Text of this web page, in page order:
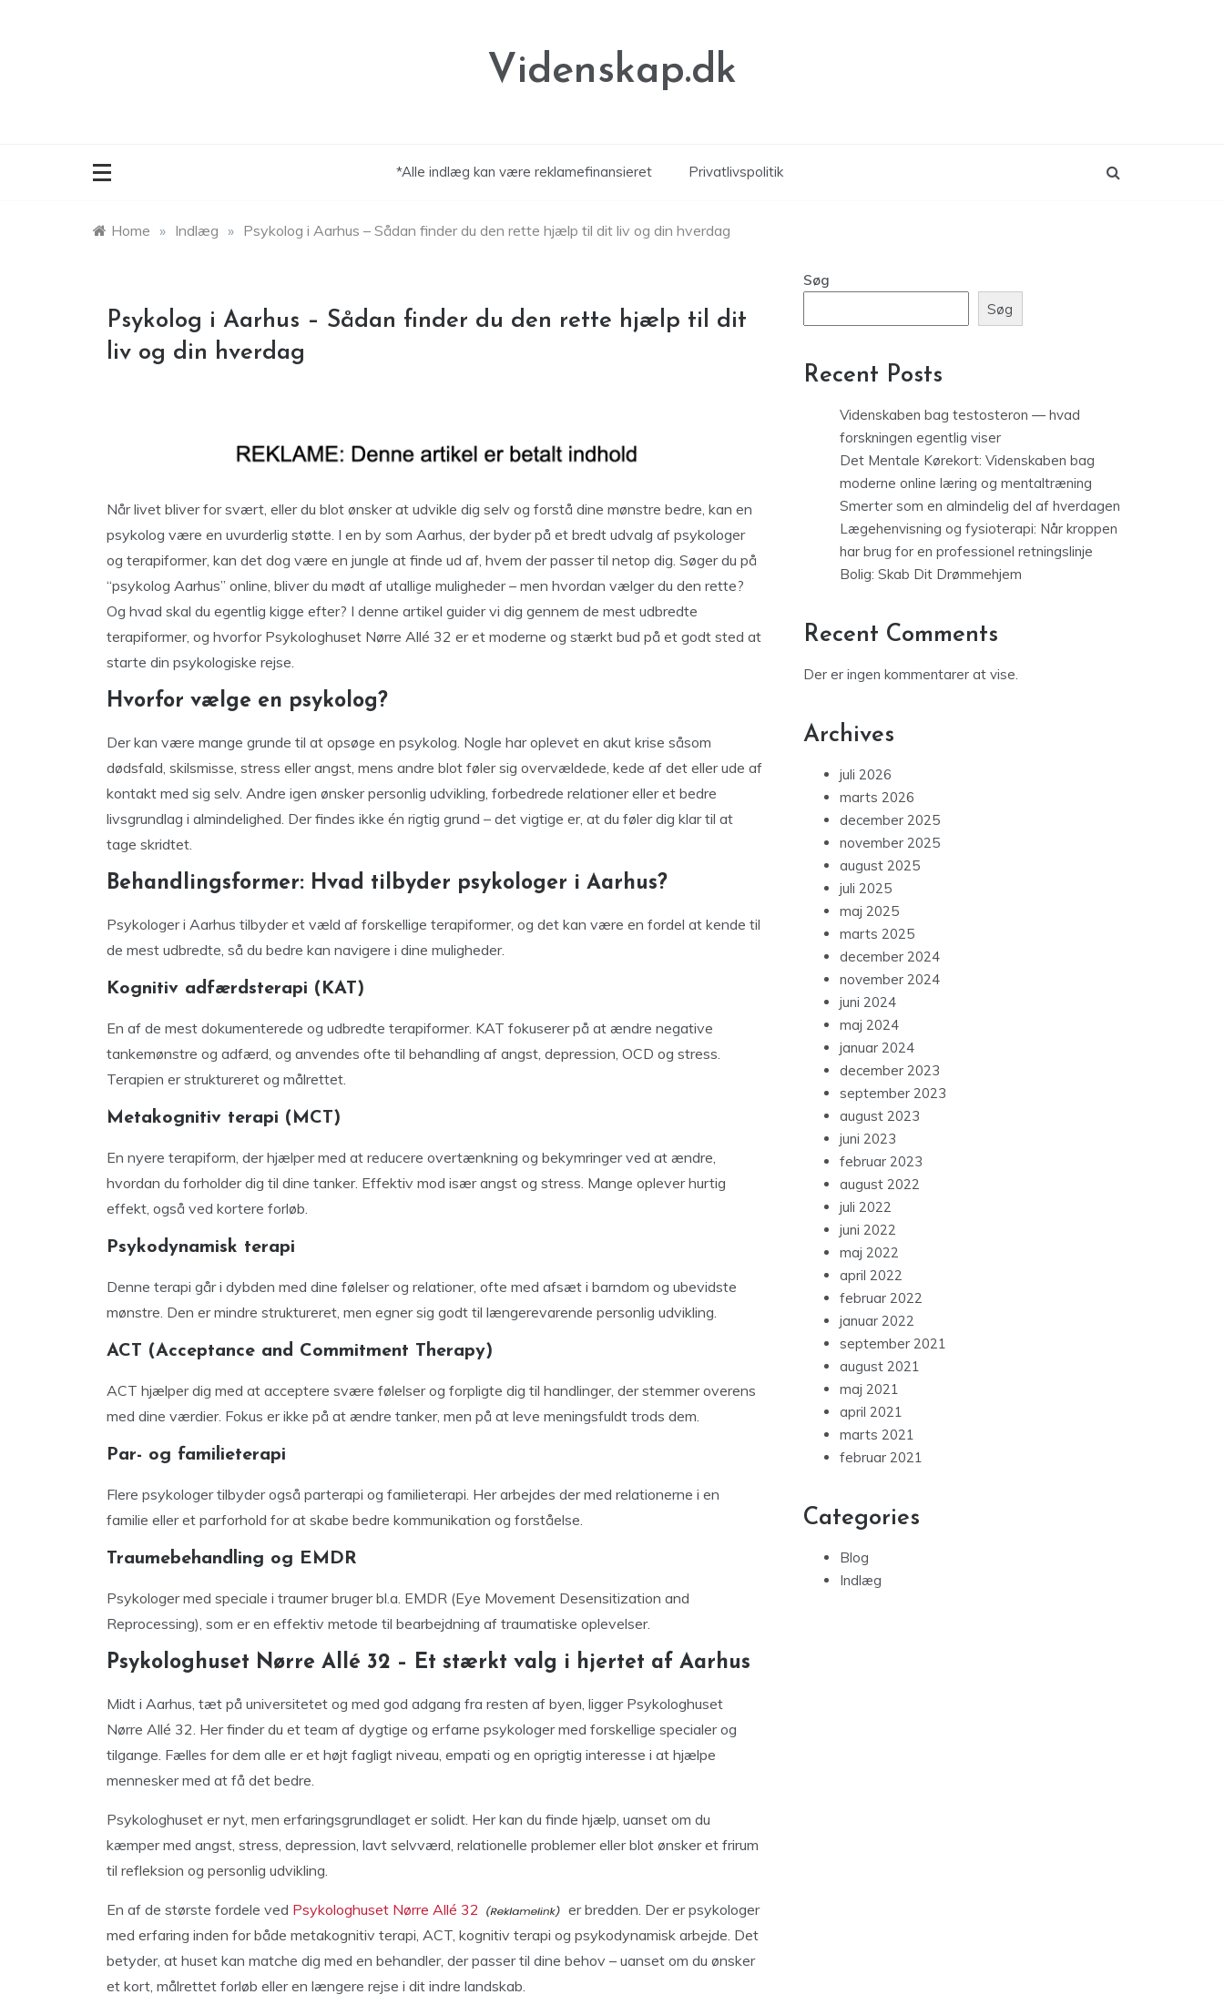
Videnskap.dk
*Alle indlæg kan være reklamefinansieret Privatlivspolitik
Home » Indlæg » Psykolog i Aarhus – Sådan finder du den rette hjælp til dit liv og din hverdag
Psykolog i Aarhus – Sådan finder du den rette hjælp til dit
liv og din hverdag
Når livet bliver for svært, eller du blot ønsker at udvikle dig selv og forstå dine mønstre bedre, kan en
psykolog være en uvurderlig støtte. I en by som Aarhus, der byder på et bredt udvalg af psykologer
og terapiformer, kan det dog være en jungle at finde ud af, hvem der passer til netop dig. Søger du på
“psykolog Aarhus” online, bliver du mødt af utallige muligheder – men hvordan vælger du den rette?
Og hvad skal du egentlig kigge efter? I denne artikel guider vi dig gennem de mest udbredte
terapiformer, og hvorfor Psykologhuset Nørre Allé 32 er et moderne og stærkt bud på et godt sted at
starte din psykologiske rejse.
Hvorfor vælge en psykolog?
Der kan være mange grunde til at opsøge en psykolog. Nogle har oplevet en akut krise såsom
dødsfald, skilsmisse, stress eller angst, mens andre blot føler sig overvældede, kede af det eller ude af
kontakt med sig selv. Andre igen ønsker personlig udvikling, forbedrede relationer eller et bedre
livsgrundlag i almindelighed. Der findes ikke én rigtig grund – det vigtige er, at du føler dig klar til at
tage skridtet.
Behandlingsformer: Hvad tilbyder psykologer i Aarhus?
Psykologer i Aarhus tilbyder et væld af forskellige terapiformer, og det kan være en fordel at kende til
de mest udbredte, så du bedre kan navigere i dine muligheder.
Kognitiv adfærdsterapi (KAT)
En af de mest dokumenterede og udbredte terapiformer. KAT fokuserer på at ændre negative
tankemønstre og adfærd, og anvendes ofte til behandling af angst, depression, OCD og stress.
Terapien er struktureret og målrettet.
Metakognitiv terapi (MCT)
En nyere terapiform, der hjælper med at reducere overtænkning og bekymringer ved at ændre,
hvordan du forholder dig til dine tanker. Effektiv mod især angst og stress. Mange oplever hurtig
effekt, også ved kortere forløb.
Psykodynamisk terapi
Denne terapi går i dybden med dine følelser og relationer, ofte med afsæt i barndom og ubevidste
mønstre. Den er mindre struktureret, men egner sig godt til længerevarende personlig udvikling.
ACT (Acceptance and Commitment Therapy)
ACT hjælper dig med at acceptere svære følelser og forpligte dig til handlinger, der stemmer overens
med dine værdier. Fokus er ikke på at ændre tanker, men på at leve meningsfuldt trods dem.
Par- og familieterapi
Flere psykologer tilbyder også parterapi og familieterapi. Her arbejdes der med relationerne i en
familie eller et parforhold for at skabe bedre kommunikation og forståelse.
Traumebehandling og EMDR
Psykologer med speciale i traumer bruger bl.a. EMDR (Eye Movement Desensitization and
Reprocessing), som er en effektiv metode til bearbejdning af traumatiske oplevelser.
Psykologhuset Nørre Allé 32 – Et stærkt valg i hjertet af Aarhus
Midt i Aarhus, tæt på universitetet og med god adgang fra resten af byen, ligger Psykologhuset
Nørre Allé 32. Her finder du et team af dygtige og erfarne psykologer med forskellige specialer og
tilgange. Fælles for dem alle er et højt fagligt niveau, empati og en oprigtig interesse i at hjælpe
mennesker med at få det bedre.
Psykologhuset er nyt, men erfaringsgrundlaget er solidt. Her kan du finde hjælp, uanset om du
kæmper med angst, stress, depression, lavt selvværd, relationelle problemer eller blot ønsker et frirum
til refleksion og personlig udvikling.
En af de største fordele ved Psykologhuset Nørre Allé 32
er bredden. Der er psykologer
med erfaring inden for både metakognitiv terapi, ACT, kognitiv terapi og psykodynamisk arbejde. Det
betyder, at huset kan matche dig med en behandler, der passer til dine behov – uanset om du ønsker
et kort, målrettet forløb eller en længere rejse i dit indre landskab.
Søg
Søg
Recent Posts
Videnskaben bag testosteron — hvad
forskningen egentlig viser
Det Mentale Kørekort: Videnskaben bag
moderne online læring og mentaltræning
Smerter som en almindelig del af hverdagen
Lægehenvisning og fysioterapi: Når kroppen
har brug for en professionel retningslinje
Bolig: Skab Dit Drømmehjem
Recent Comments
Der er ingen kommentarer at vise.
Archives
juli 2026
marts 2026
december 2025
november 2025
august 2025
juli 2025
maj 2025
marts 2025
december 2024
november 2024
juni 2024
maj 2024
januar 2024
december 2023
september 2023
august 2023
juni 2023
februar 2023
august 2022
juli 2022
juni 2022
maj 2022
april 2022
februar 2022
januar 2022
september 2021
august 2021
maj 2021
april 2021
marts 2021
februar 2021
Categories
Blog
Indlæg